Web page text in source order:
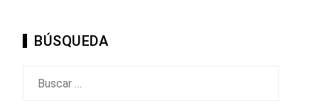
BÚSQUEDA